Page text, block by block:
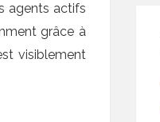
agents actifs
grâce à
visiblement